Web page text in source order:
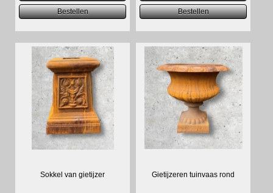
Sokkel van gietijzer Gietijzeren tuinvaas rond